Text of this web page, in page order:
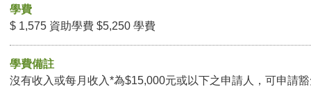
學費
$ 1,575 資助學費 $5,250 學費
學費備註
沒有收入或每月收入*為$15,000元或以下之申請人，可申請